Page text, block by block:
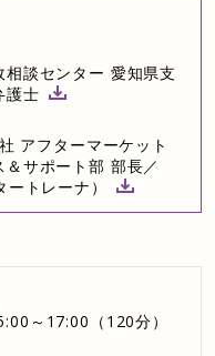
談センター 愛知県支
護士
アフターマーケット
サポート部 部長／
トレーナ）
～17:00（120分）